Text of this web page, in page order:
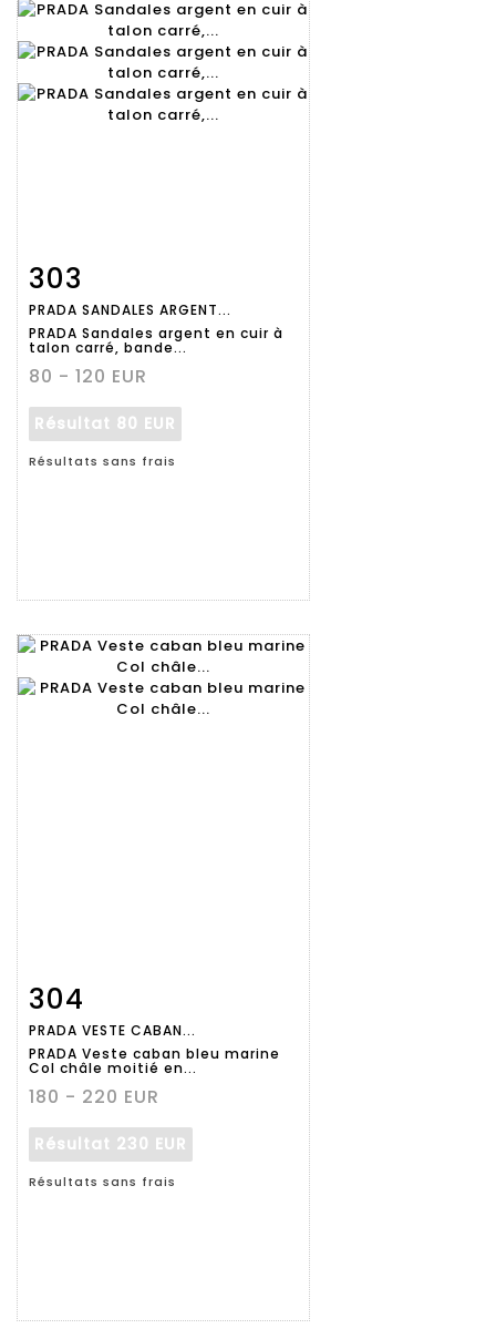
Fiche
détaillée
303
PRADA SANDALES ARGENT...
PRADA Sandales argent en cuir à
talon carré, bande...
80 - 120 EUR
Résultat 80 EUR
Résultats sans frais
Fiche
détaillée
304
PRADA VESTE CABAN...
PRADA Veste caban bleu marine
Col châle moitié en...
180 - 220 EUR
Résultat 230 EUR
Résultats sans frais